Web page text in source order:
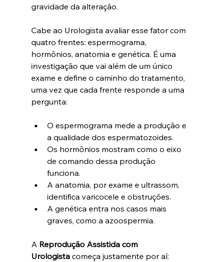
gravidade da alteração.
Cabe ao Urologista avaliar esse fator com
quatro frentes: espermograma,
hormônios, anatomia e genética. É uma
investigação que vai além de um único
exame e define o caminho do tratamento,
uma vez que cada frente responde a uma
pergunta:
O espermograma mede a produção e
a qualidade dos espermatozoides.
Os hormônios mostram como o eixo
de comando dessa produção
funciona.
A anatomia, por exame e ultrassom,
identifica varicocele e obstruções.
A genética entra nos casos mais
graves, como a azoospermia.
A Reprodução Assistida com
Urologista começa justamente por aí: